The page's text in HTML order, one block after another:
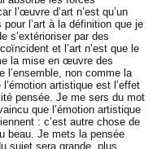
l’œuvre d’art n’est qu’un
l’art à la définition que je
s’extérioriser par des
et l’art n’est que le
la mise en œuvre des
l’ensemble, non comme la
artistique est l’effet
pensée. Je me sers du mot
que l’émotion artistique
: c’est autre chose de
beau. Je mets la pensée
sujet sera grande, plus